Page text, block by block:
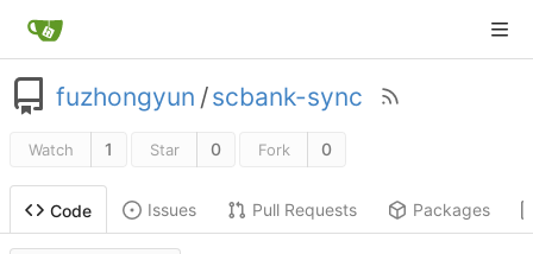
fuzhongyun /scbank-sync
Watch 1 Star 0 Fork 0
Code Issues Pull Requests Packages